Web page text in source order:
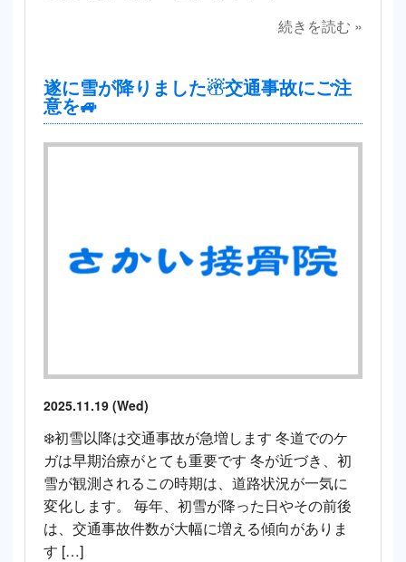
続きを読む »
遂に雪が降りました☃交通事故にご注
意を🚙
2025.11.19 (Wed)
❄️初雪以降は交通事故が急増します 冬道でのケ
ガは早期治療がとても重要です 冬が近づき、初
雪が観測されるこの時期は、道路状況が一気に
変化します。 毎年、初雪が降った日やその前後
は、交通事故件数が大幅に増える傾向がありま
す […]